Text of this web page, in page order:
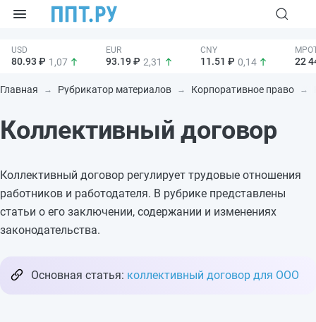
80.93 ₽ 1,07 93.19 ₽ 2,31 11.51 ₽ 0,14 22
Главная Рубрикатор материалов Корпоративное право
Коллективный договор
Коллективный договор регулирует трудовые отношения
работников и работодателя. В рубрике представлены
статьи о его заключении, содержании и изменениях
законодательства.
Основная статья: коллективный договор для ООО